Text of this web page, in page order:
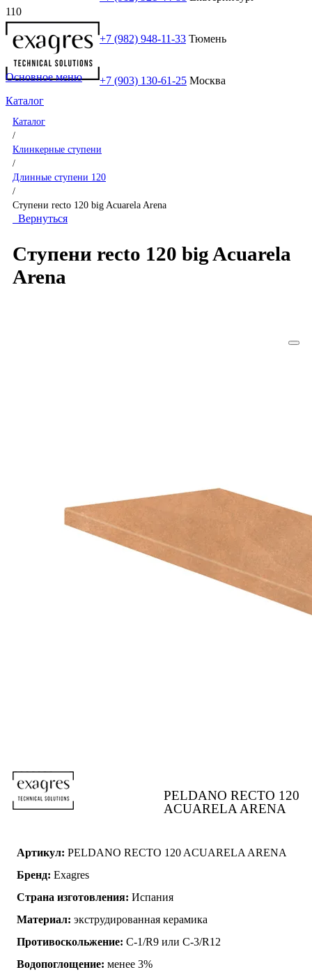
+7 (982) 948-11-33 Тюмень
+7 (903) 130-61-25 Москва
Основное меню
Каталог
Каталог
/
Клинкерные ступени
/
Длинные ступени 120
/
Ступени recto 120 big Acuarela Arena
Вернуться
Ступени recto 120 big Acuarela
Arena
PELDANO RECTO 120
ACUARELA ARENA
Артикул: PELDANO RECTO 120 ACUARELA ARENA
Бренд: Exagres
Страна изготовления: Испания
Материал: экструдированная керамика
Противоскольжение: C-1/R9 или C-3/R12
Водопоглощение: менее 3%